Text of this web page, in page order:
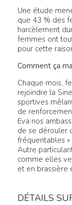
Une étude
que 43 % des
harcèlement
femmes ont
pour cette
Comment ça
Chaque mois,
rejoindre la
sportives
de
Eva nos
de se dérouler
fréquentables
Autre
comme elles
et en brassière
DÉTAILS